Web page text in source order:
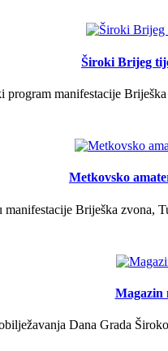
Široki Brijeg
program manifestacije
Metkovsko
manifestacije Briješka zvona,
Magazin
Dana Grada